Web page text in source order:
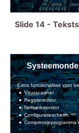
Slide 14 -
Extra functionaliteit voor
Virusscanner
Registereditor
Netwerkmonitor
Configuratiescherm